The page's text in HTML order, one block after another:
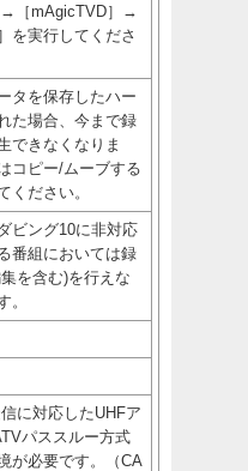
［mAgicTVD］→
を実行してくださ
タを保存したハー
た場合、今まで録
できなくなりま
コピー/ムーブする
ください。
ビング10に非対応
番組においては録
を含む)を行えな
。
に対応したUHFア
パススルー方式
が必要です。（CA